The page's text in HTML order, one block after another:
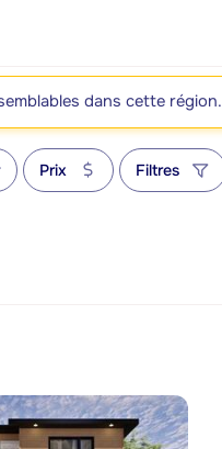
dans cette région.
Prix Filtres